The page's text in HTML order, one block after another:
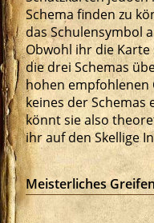
Schema finden zu
das Schulensymbol
Obwohl ihr die
die drei Schemas
hohen
keines der Schemas
könnt sie also
ihr auf den Skellige
Meisterliches